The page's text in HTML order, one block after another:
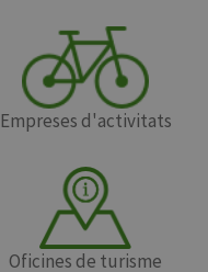
Empreses d'activitats
Oficines de turisme